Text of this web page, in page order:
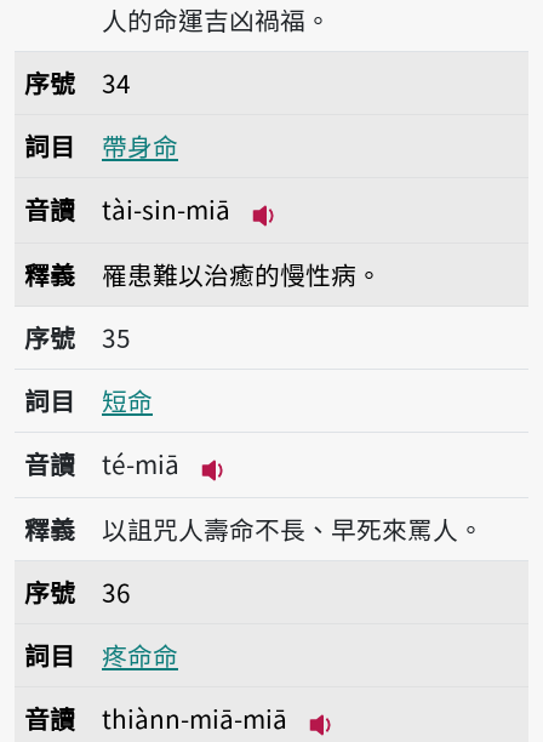
人的命運吉凶禍福。
序號34帶身命
序號
34
詞目
帶身命
音讀
tài-sin-miā
釋義
罹患難以治癒的慢性病。
序號35短命
序號
35
詞目
短命
音讀
té-miā
播放音讀té-miā
釋義
以詛咒人壽命不長、早死來罵人。
序號36疼命命
序號
36
詞目
疼命命
音讀
thiànn-miā-miā